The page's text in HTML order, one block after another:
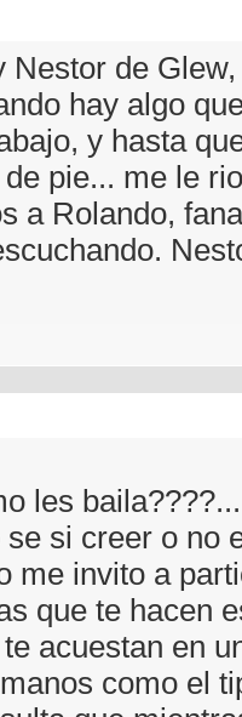
Nestor de
hay algo
y hasta
pie... me le
a Rolando,
les
se si creer o no
me invito a
que te hacen
acuestan en
como el